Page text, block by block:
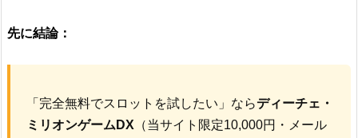
先に結論：
「完全無料でスロットを試したい」ならディーチェ・
ミリオンゲームDX （当サイト限定10,000円・メール